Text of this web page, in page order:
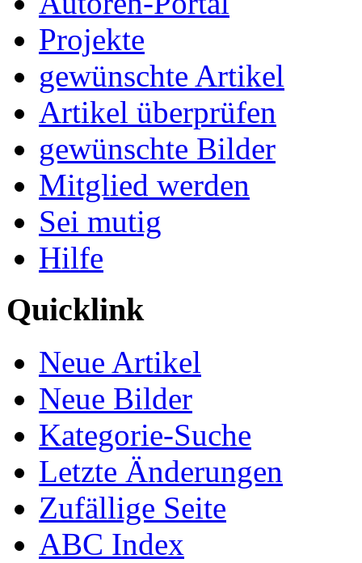
Projekte
gewünschte Artikel
Artikel überprüfen
gewünschte Bilder
Mitglied werden
Sei mutig
Hilfe
Quicklink
Neue Artikel
Neue Bilder
Kategorie-Suche
Letzte Änderungen
Zufällige Seite
ABC Index